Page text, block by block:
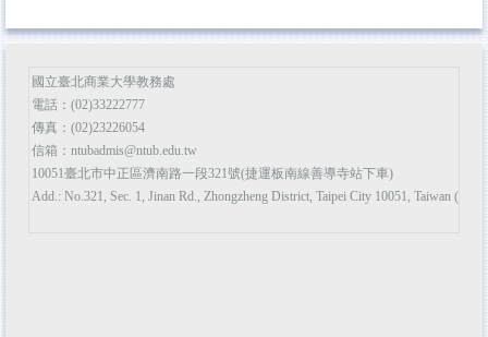
國立臺北商業大學教務處
電話：(02)33222777
傳真：(02)23226054
信箱：ntubadmis@ntub.edu.tw
10051臺北市中正區濟南路一段321號(捷運板南線善導寺站下車)
Add.: No.321, Sec. 1, Jinan Rd., Zhongzheng District, Taipei City 10051, Taiwan